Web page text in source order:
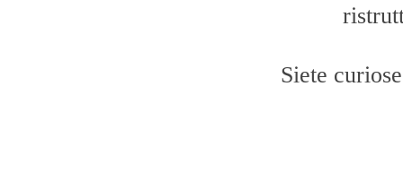
Siete